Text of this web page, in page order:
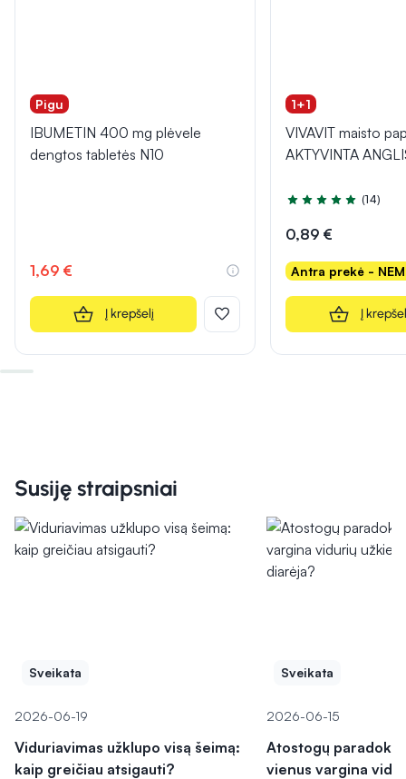
Pigu
IBUMETIN 400 mg plėvele
dengtos tabletės N10
1,69 €
Į krepšelį
1+1
VIVAVIT maisto
AKTYVINTA
Įvertinimas 5.0 iš 5
(14)
0,89 €
Antra prekė -
Į
Susiję straipsniai
Sveikata
2026-06-19
Viduriavimas užklupo visą šeimą:
kaip greičiau atsigauti?
Sveikata
2026-06-15
Atostogų
vienus vargina